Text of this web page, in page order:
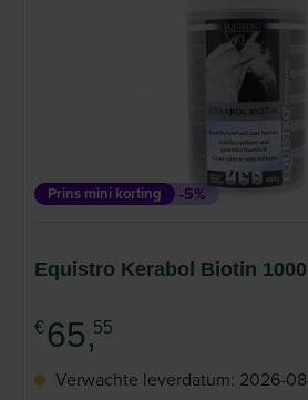
Prins mini korting -5%
Equistro Kerabol Biotin
€ 65,55
Verwachte leverdatum: 2026-